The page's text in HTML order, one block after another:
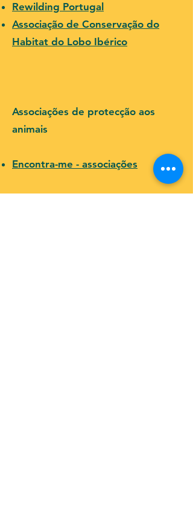
Rewilding Portugal
Associação de Conservação do
Habitat do Lobo Ibérico
Associações de protecção aos
animais
Encontra-me - associações